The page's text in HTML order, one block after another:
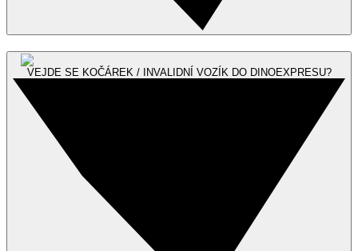
VEJDE SE KOČÁREK / INVALIDNÍ VOZÍK DO DINOEXPRESU?